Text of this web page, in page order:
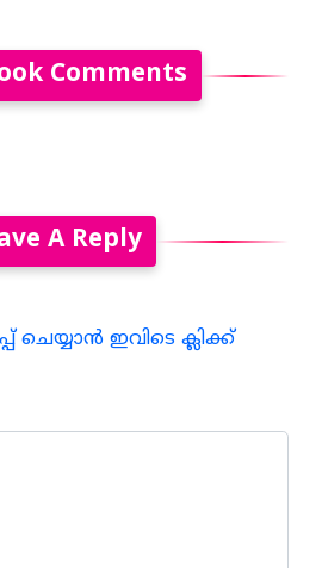
Comments
A Reply
ഇവിടെ ക്ലിക്ക്